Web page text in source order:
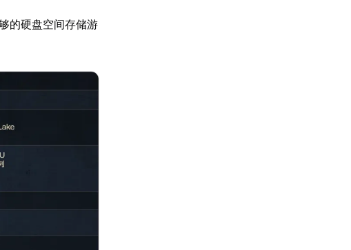
的硬盘空间存储游